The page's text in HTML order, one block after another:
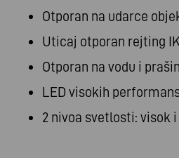
Otporan na udarce
Uticaj otporan rejting
Otporan na vodu i
LED visokih
2 nivoa svetlosti: visok